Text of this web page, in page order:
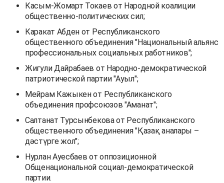
Касым-Жомарт Токаев от Народной коалиции
общественно-политических сил;
Каракат Абден от Республиканского
общественного объединения "Национальный альянс
профессиональных социальных работников";
Жигули Дайрабаев от Народно-демократической
патриотической партии "Ауыл";
Мейрам Кажыкен от Республиканского
объединения профсоюзов "Аманат";
Салтанат Турсынбекова от Республиканского
общественного объединения "Қазақ аналары –
дәстүрге жол";
Нурлан Ауесбаев от оппозиционной
Общенациональной социал-демократической
партии.